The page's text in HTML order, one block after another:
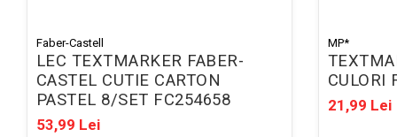
Indecsi autoadezivi,
pagemarkere
Separatoare index si
separatoare biblioraft
Faber-Castell
LEC TEXTMARKER FABER-
CASTEL CUTIE CARTON
PASTEL 8/SET FC254658
53,99 Lei
MP*
CULORI
21,99 Lei